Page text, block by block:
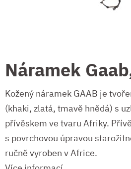
Náramek
Kožený náramek GAAB je
(khaki, zlatá, tmavě hnědá) s
přívěskem ve tvaru Afriky.
s povrchovou úpravou
ručně vyroben v Africe.